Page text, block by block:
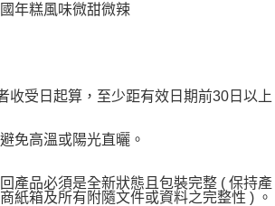
年糕風味微甜微辣
收受日起算，至少距有效日期前30日以上
免高溫或陽光直曬。
產品必須是全新狀態且包裝完整 ( 保持產
紙箱及所有附隨文件或資料之完整性 ) 。